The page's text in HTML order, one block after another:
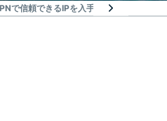
で信頼できるIPを入手しましょう